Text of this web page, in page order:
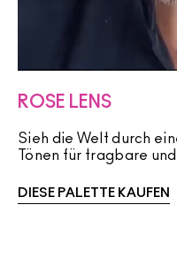
ROSE LENS
Sieh die Welt durch
Tönen für tragbare
DIESE PALETTE KAUFEN